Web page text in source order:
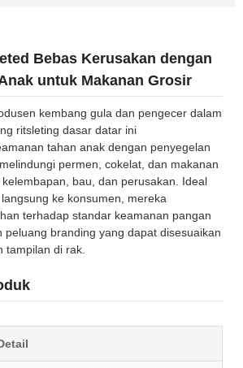
Bebas Kerusakan dengan
untuk Makanan Grosir
kembang gula dan pengecer dalam
ritsleting dasar datar ini
tahan anak dengan penyegelan
permen, cokelat, dan makanan
bau, dan perusakan. Ideal
ke konsumen, mereka
terhadap standar keamanan pangan
peluang branding yang dapat disesuaikan
tampilan di rak.